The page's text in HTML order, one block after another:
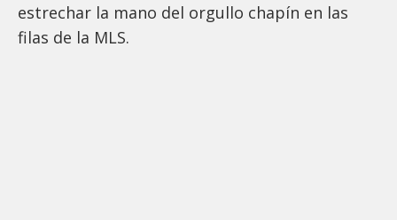
estrechar la mano del orgullo chapín en las
filas de la MLS.